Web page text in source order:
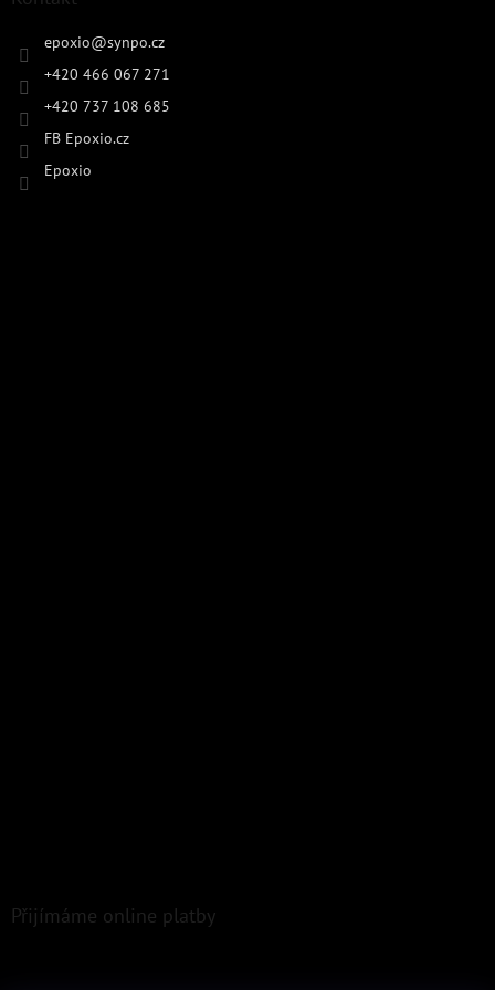
epoxio@synpo.cz
+420 466 067 271
+420 737 108 685
FB Epoxio.cz
Epoxio
Přijímáme online platby